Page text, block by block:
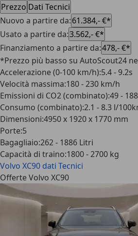
Prezzo Dati Tecnici
Nuovo a partire da:61.384,- €*
Usato a partire da:3.562,- €*
Finanziamento a partire da:478,- €*
*Prezzo più basso su AutoScout24
Accelerazione (0-100 km/h):5.4 - 9.2s
Velocità massima:180 - 230 km/h
Emissioni di CO2 (combinato):49 -
Consumo (combinato):2.1 - 8.3 l/
Dimensioni:4950 x 1920 x 1770 mm
Porte:5
Bagagliaio:262 - 1886 Litri
Capacità di traino:1800 - 2700 kg
Volvo XC90 dati Tecnici
Offerte Volvo XC90